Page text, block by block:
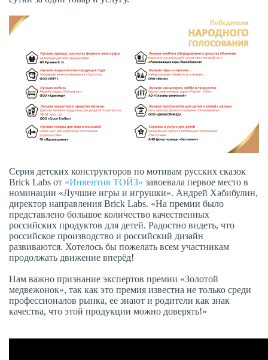
Серия детских конструкторов по мотивам русских сказок
Brick Labs от «Инвентив ТОЙЗ» завоевала первое место в
номинации «Лучшие игры и игрушки». Андрей Хабибулин,
директор направления Brick Labs. «На премии было
представлено большое количество качественных
российских продуктов для детей. Радостно видеть, что
российское производство и российский дизайн
развиваются. Хотелось бы пожелать всем участникам
продолжать движение вперёд!
Нам важно признание экспертов премии «Золотой
медвежонок», так как это премия известна не только среди
профессионалов рынка, ее знают и родители как знак
качества, что этой продукции можно доверять!»